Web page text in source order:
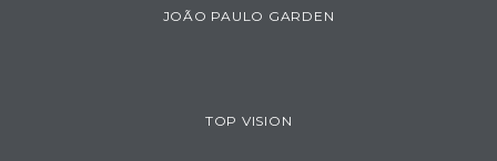
JOÃO PAULO GARDEN
TOP VISION